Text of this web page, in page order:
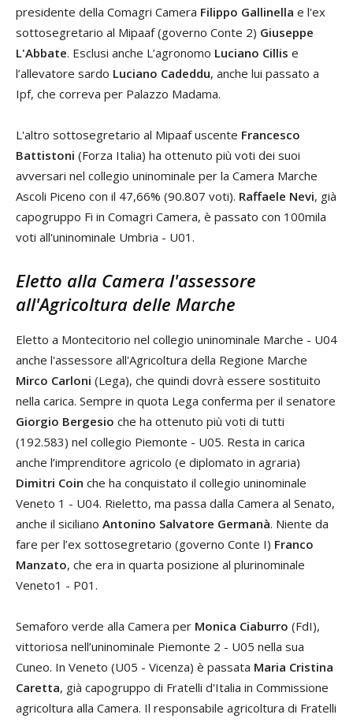
presidente della Comagri Camera Filippo Gallinella e l'ex
sottosegretario al Mipaaf (governo Conte 2) Giuseppe
L'Abbate. Esclusi anche L’agronomo Luciano Cillis e
l’allevatore sardo Luciano Cadeddu, anche lui passato a
Ipf, che correva per Palazzo Madama.
L'altro sottosegretario al Mipaaf uscente Francesco
Battistoni (Forza Italia) ha ottenuto più voti dei suoi
avversari nel collegio uninominale per la Camera Marche
Ascoli Piceno con il 47,66% (90.807 voti). Raffaele Nevi, già
capogruppo Fi in Comagri Camera, è passato con 100mila
voti all'uninominale Umbria - U01.
Eletto alla Camera l'assessore
all'Agricoltura delle Marche
Eletto a Montecitorio nel collegio uninominale Marche - U04
anche l'assessore all'Agricoltura della Regione Marche
Mirco Carloni (Lega), che quindi dovrà essere sostituito
nella carica. Sempre in quota Lega conferma per il senatore
Giorgio Bergesio che ha ottenuto più voti di tutti
(192.583) nel collegio Piemonte - U05. Resta in carica
anche l’imprenditore agricolo (e diplomato in agraria)
Dimitri Coin che ha conquistato il collegio uninominale
Veneto 1 - U04. Rieletto, ma passa dalla Camera al Senato,
anche il siciliano Antonino Salvatore Germanà. Niente da
fare per l’ex sottosegretario (governo Conte I) Franco
Manzato, che era in quarta posizione al plurinominale
Veneto1 - P01.
Semaforo verde alla Camera per Monica Ciaburro (FdI),
vittoriosa nell’uninominale Piemonte 2 - U05 nella sua
Cuneo. In Veneto (U05 - Vicenza) è passata Maria Cristina
Caretta, già capogruppo di Fratelli d'Italia in Commissione
agricoltura alla Camera. Il responsabile agricoltura di Fratelli